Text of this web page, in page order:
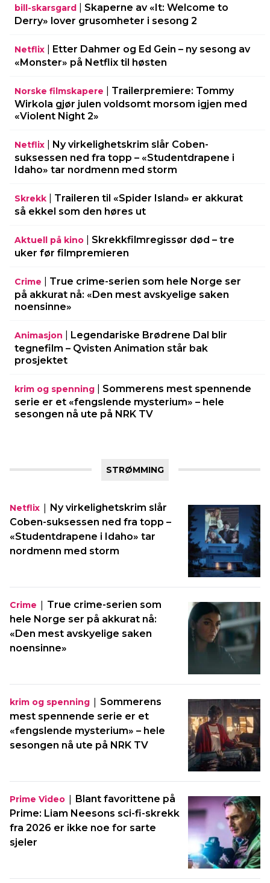
bill-skarsgard
Skaperne av «It: Welcome to
Derry» lover grusomheter i sesong 2
Netflix
Etter Dahmer og Ed Gein – ny sesong av
«Monster» på Netflix til høsten
Norske filmskapere
Trailerpremiere: Tommy
Wirkola gjør julen voldsomt morsom igjen med
«Violent Night 2»
Netflix
Ny virkelighetskrim slår Coben-
suksessen ned fra topp – «Studentdrapene i
Idaho» tar nordmenn med storm
Skrekk
Traileren til «Spider Island» er akkurat
så ekkel som den høres ut
Aktuell på kino
Skrekkfilmregissør død – tre
uker før filmpremieren
Crime
True crime-serien som hele Norge ser
på akkurat nå: «Den mest avskyelige saken
noensinne»
Animasjon
Legendariske Brødrene Dal blir
tegnefilm – Qvisten Animation står bak
prosjektet
krim og spenning
Sommerens mest spennende
serie er et «fengslende mysterium» – hele
sesongen nå ute på NRK TV
STRØMMING
Netflix | Ny virkelighetskrim slår
Coben-suksessen ned fra topp –
«Studentdrapene i Idaho» tar
nordmenn med storm
Crime | True crime-serien som
hele Norge ser på akkurat nå:
«Den mest avskyelige saken
noensinne»
krim og spenning | Sommerens
mest spennende serie er et
«fengslende mysterium» – hele
sesongen nå ute på NRK TV
Prime Video | Blant favorittene på
Prime: Liam Neesons sci-fi-skrekk
fra 2026 er ikke noe for sarte
sjeler